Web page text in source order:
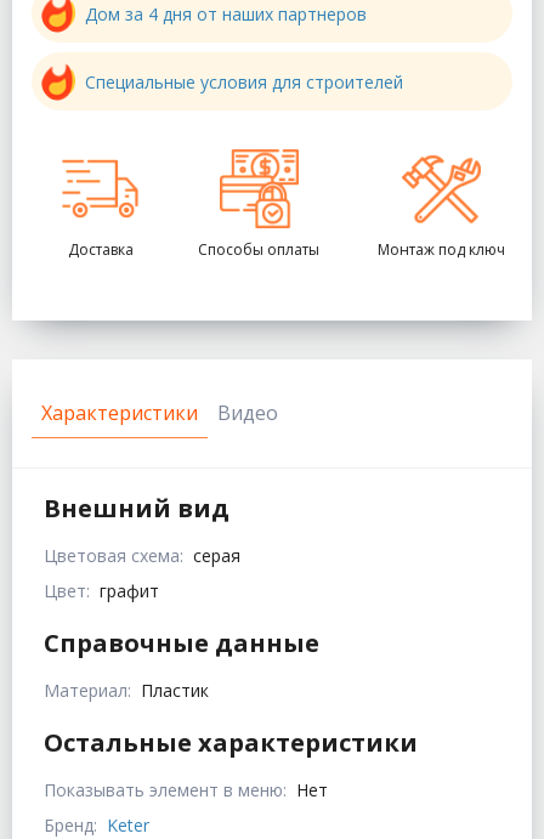
Дом за 4 дня от наших партнеров
Специальные условия для строителей
Доставка Способы оплаты Монтаж под ключ
Характеристики Видео
Внешний вид
Цветовая схема: серая
Цвет: графит
Справочные данные
Материал: Пластик
Остальные характеристики
Показывать элемент в меню: Нет
Бренд: Keter